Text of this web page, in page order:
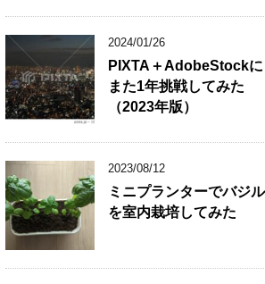
2024/01/26
PIXTA＋AdobeStockに
また1年挑戦してみた
（2023年版）
2023/08/12
ミニプランターでバジル
を室内栽培してみた